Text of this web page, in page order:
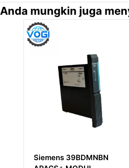
Anda mungkin juga
Siemens 6ES7193-